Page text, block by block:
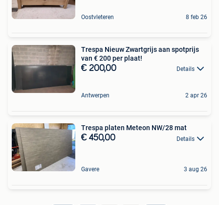
Oostvleteren 8 feb 26
Trespa Nieuw Zwartgrijs aan spotprijs
van € 200 per plaat!
€ 200,00 Details
Antwerpen 2 apr 26
Trespa platen Meteon NW/28 mat
€ 450,00 Details
Gavere 3 aug 26